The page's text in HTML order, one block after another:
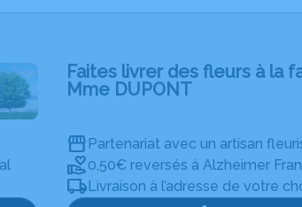
Faites livrer des fleurs à la
Mme DUPONT
Partenariat avec un artisan
0,50€ reversés à Alzheimer
Livraison à l’adresse de votre